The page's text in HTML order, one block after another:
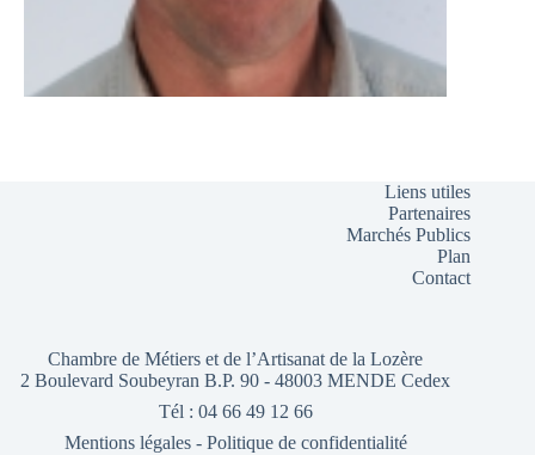
Liens utiles
Partenaires
Marchés Publics
Plan
Contact
Chambre de Métiers et de l’Artisanat de la Lozère
2 Boulevard Soubeyran B.P. 90 - 48003 MENDE Cedex
Tél : 04 66 49 12 66
Mentions légales- Politique de confidentialité